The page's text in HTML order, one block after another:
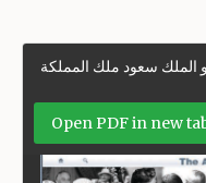
و الملك سعود ملك المملكة
Open PDF in new